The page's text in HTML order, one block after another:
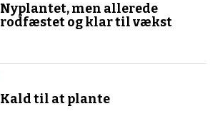
Nyplantet, men allerede
rodfæstet og klar til vækst
Kald til at plante